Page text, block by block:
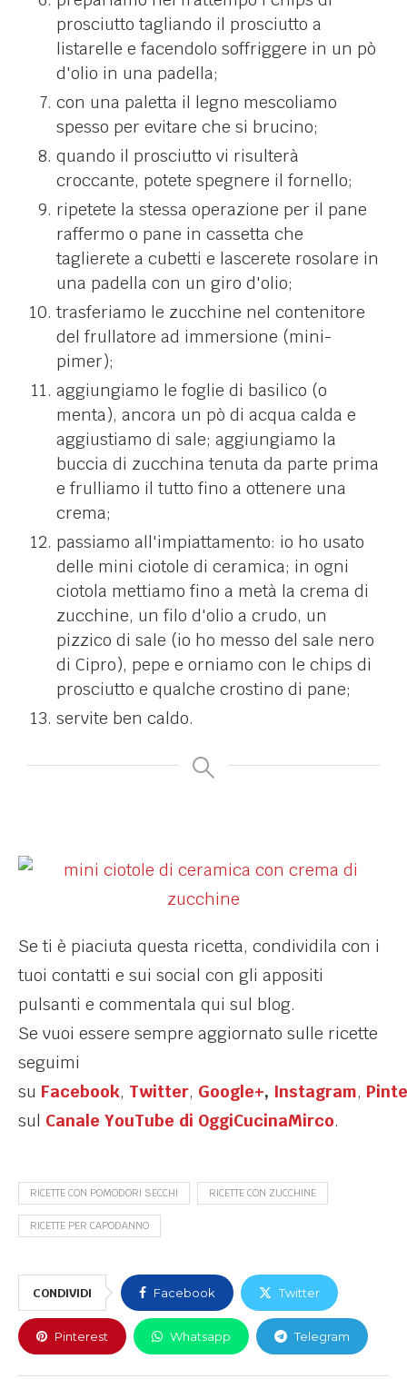
prosciutto tagliando il prosciutto a
listarelle e facendolo soffriggere in un pò
d'olio in una padella;
con una paletta il legno mescoliamo
spesso per evitare che si brucino;
quando il prosciutto vi risulterà
croccante, potete spegnere il fornello;
ripetete la stessa operazione per il pane
raffermo o pane in cassetta che
taglierete a cubetti e lascerete rosolare in
una padella con un giro d'olio;
trasferiamo le zucchine nel contenitore
del frullatore ad immersione (mini-
pimer);
aggiungiamo le foglie di basilico (o
menta), ancora un pò di acqua calda e
aggiustiamo di sale; aggiungiamo la
buccia di zucchina tenuta da parte prima
e frulliamo il tutto fino a ottenere una
crema;
passiamo all'impiattamento: io ho usato
delle mini ciotole di ceramica; in ogni
ciotola mettiamo fino a metà la crema di
zucchine, un filo d'olio a crudo, un
pizzico di sale (io ho messo del sale nero
di Cipro), pepe e orniamo con le chips di
prosciutto e qualche crostino di pane;
servite ben caldo.
Se ti è piaciuta questa ricetta, condividila con i
tuoi contatti e sui social con gli appositi
pulsanti e commentala qui sul blog.
Se vuoi essere sempre aggiornato sulle ricette
seguimi
su Facebook, Twitter, Google+, Instagram,
sul Canale YouTube di OggiCucinaMirco.
RICETTE CON POMODORI SECCHI RICETTE CON ZUCCHINE
RICETTE PER CAPODANNO
CONDIVIDI Facebook Twitter
Pinterest Whatsapp Telegram